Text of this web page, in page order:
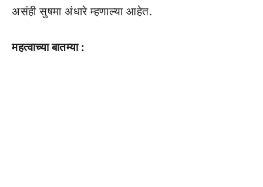
असंही सुषमा अंधारे म्हणाल्या आहेत.
महत्वाच्या बातम्या :